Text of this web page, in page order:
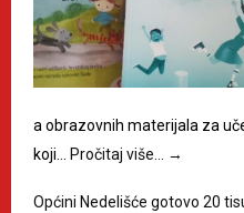
a obrazovnih materijala za
koji…
Pročitaj više… →
Općini Nedelišće gotovo 20